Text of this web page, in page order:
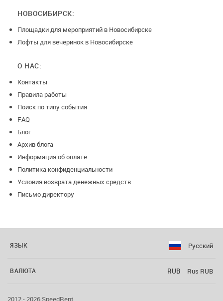
НОВОСИБИРСК:
Площадки для мероприятий в Новосибирске
Лофты для вечеринок в Новосибирске
О НАС:
Контакты
Правила работы
Поиск по типу события
FAQ
Блог
Архив блога
Информация об оплате
Политика конфиденциальности
Условия возврата денежных средств
Письмо директору
ЯЗЫК Русский
ВАЛЮТА RUB Rus RUB
2012 - 2026 SpeedRent